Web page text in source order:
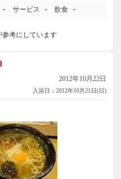
多くの星を出すことはしません
ー銭湯といったところです。湯
のよさは頭1つ抜けているような
りは好みが分かれるところかも
レビがないのはいいですね。風
ろです。
- サービス - 飲食 -
参考にしています
2012年10月22日
入浴日：2012年10月21日(日)